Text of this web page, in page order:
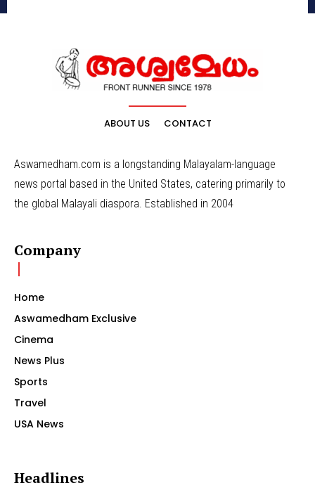
ABOUT US CONTACT
Aswamedham.com is a longstanding Malayalam-language
news portal based in the United States, catering primarily to
the global Malayali diaspora. Established in 2004
Company
Home
Aswamedham Exclusive
Cinema
News Plus
Sports
Travel
USA News
Headlines